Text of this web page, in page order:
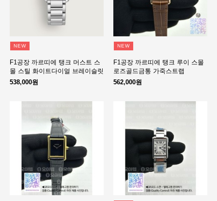
NEW
F1공장 까르띠에 탱크 머스트 스
몰 스틸 화이트다이얼 브레이슬릿
538,000원
NEW
F1공장 까르띠에 탱크 루이 스몰
로즈골드금통 가죽스트랩
562,000원